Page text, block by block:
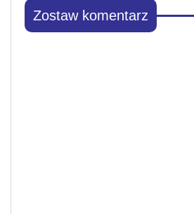
Zostaw komentarz